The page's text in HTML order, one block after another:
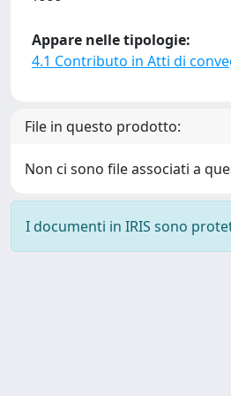
Appare nelle tipologie:
4.1 Contributo in Atti di
File in questo prodotto:
Non ci sono file associati a
I documenti in IRIS sono